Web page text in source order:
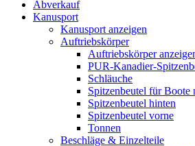
Abverkauf
Kanusport
Kanusport anzeigen
Auftriebskörper
Auftriebskörper
PUR-Kanadier-
Schläuche
Spitzenbeutel für Boote
Spitzenbeutel hinten
Spitzenbeutel vorne
Tonnen
Beschläge & Einzelteile